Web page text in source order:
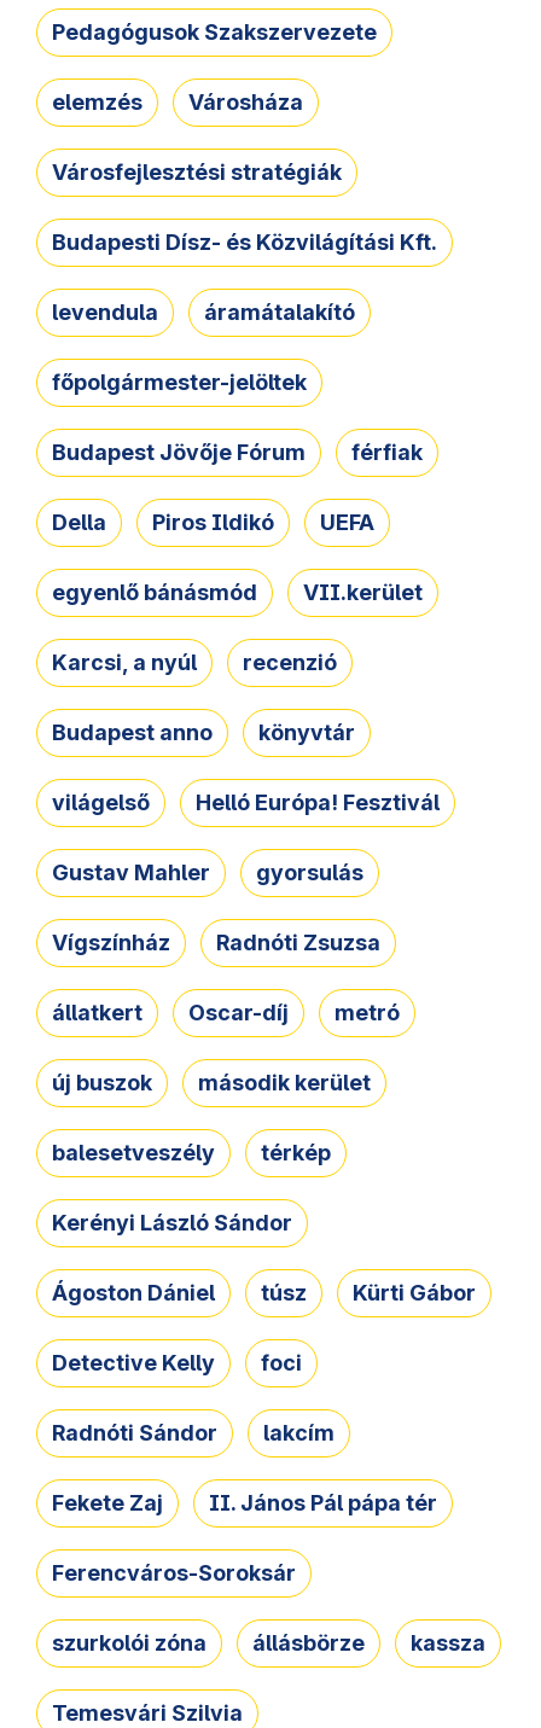
Pedagógusok Szakszervezete
elemzés Városháza
Városfejlesztési stratégiák
Budapesti Dísz- és Közvilágítási Kft.
levendula áramátalakító
főpolgármester-jelöltek
Budapest Jövője Fórum férfiak
Della Piros Ildikó UEFA
egyenlő bánásmód VII.kerület
Karcsi, a nyúl recenzió
Budapest anno könyvtár
világelső Helló Európa! Fesztivál
Gustav Mahler gyorsulás
Vígszínház Radnóti Zsuzsa
állatkert Oscar-díj metró
új buszok második kerület
balesetveszély térkép
Kerényi László Sándor
Ágoston Dániel túsz Kürti Gábor
Detective Kelly foci
Radnóti Sándor lakcím
Fekete Zaj II. János Pál pápa tér
Ferencváros-Soroksár
szurkolói zóna állásbörze kassza
Temesvári Szilvia